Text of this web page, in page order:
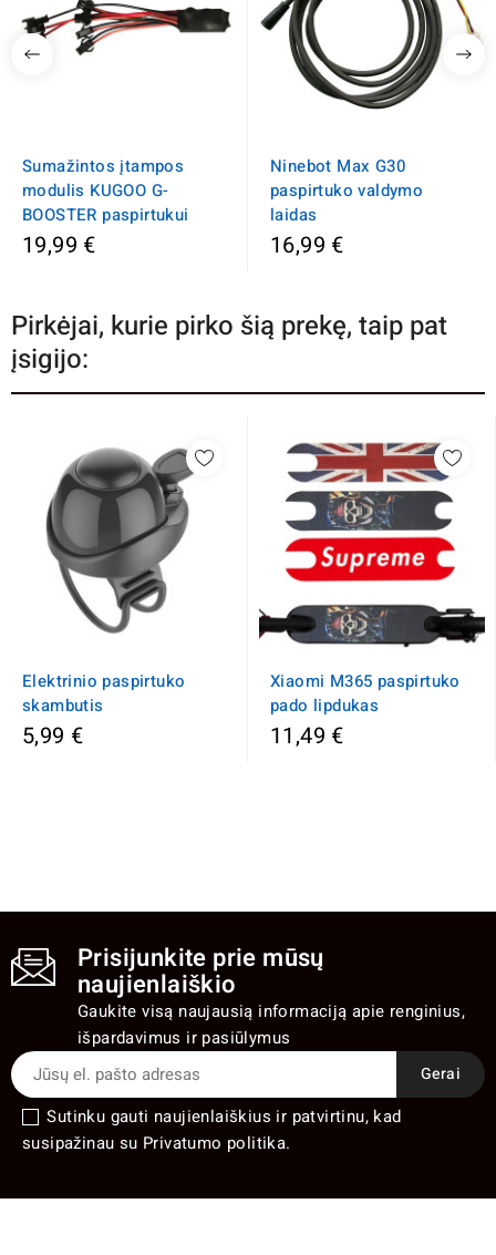
Sumažintos įtampos
modulis KUGOO G-
BOOSTER paspirtukui
19,99 €
Ninebot Max G30
paspirtuko valdymo
laidas
16,99 €
Pirkėjai, kurie pirko šią prekę, taip pat
įsigijo:
Elektrinio paspirtuko
skambutis
5,99 €
Xiaomi M365 paspirtuko
pado lipdukas
11,49 €
Prisijunkite prie mūsų
naujienlaiškio
Gaukite visą naujausią informaciją apie renginius,
išpardavimus ir pasiūlymus
Sutinku gauti naujienlaiškius ir patvirtinu, kad
susipažinau su Privatumo politika.